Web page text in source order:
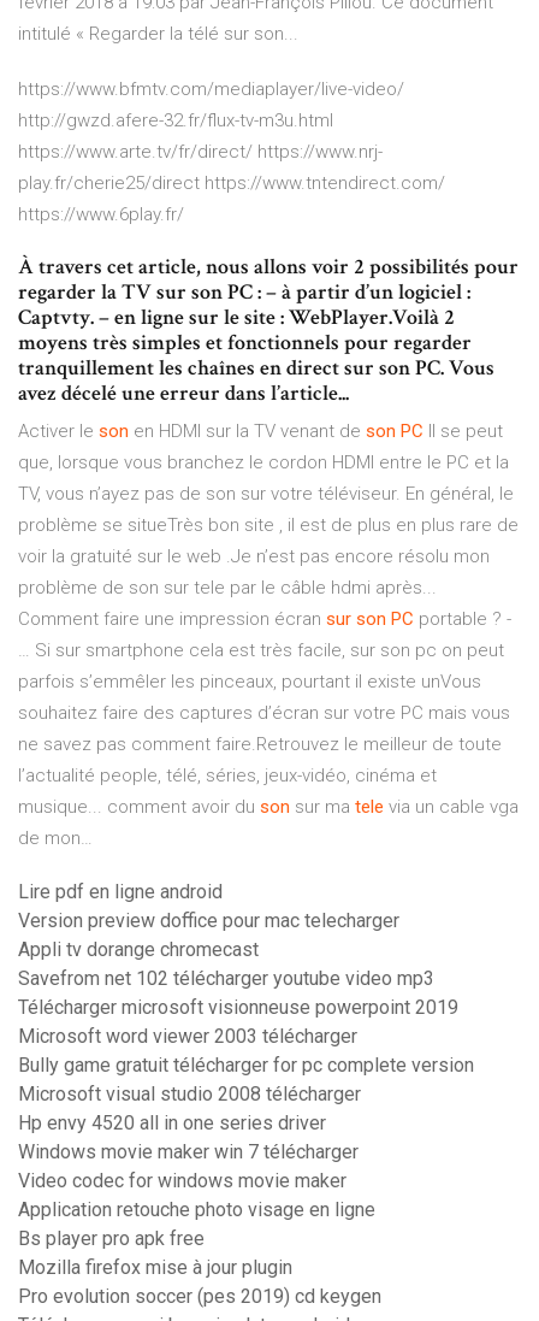
intitulé « Regarder la télé sur son...
https://www.bfmtv.com/mediaplayer/live-video/
http://gwzd.afere-32.fr/flux-tv-m3u.html
https://www.arte.tv/fr/direct/ https://www.nrj-
play.fr/cherie25/direct https://www.tntendirect.com/
https://www.6play.fr/
À travers cet article, nous allons voir 2 possibilités pour
regarder la TV sur son PC : – à partir d’un logiciel :
Captvty. – en ligne sur le site : WebPlayer.Voilà 2
moyens très simples et fonctionnels pour regarder
tranquillement les chaînes en direct sur son PC. Vous
avez décelé une erreur dans l’article...
Activer le son en HDMI sur la TV venant de son PC Il se peut
que, lorsque vous branchez le cordon HDMI entre le PC et la
TV, vous n’ayez pas de son sur votre téléviseur. En général, le
problème se situeTrès bon site , il est de plus en plus rare de
voir la gratuité sur le web .Je n’est pas encore résolu mon
problème de son sur tele par le câble hdmi après...
Comment faire une impression écran sur son PC portable ? -
… Si sur smartphone cela est très facile, sur son pc on peut
parfois s’emmêler les pinceaux, pourtant il existe unVous
souhaitez faire des captures d’écran sur votre PC mais vous
ne savez pas comment faire.Retrouvez le meilleur de toute
l’actualité people, télé, séries, jeux-vidéo, cinéma et
musique... comment avoir du son sur ma tele via un cable vga
de mon…
Lire pdf en ligne android
Version preview doffice pour mac telecharger
Appli tv dorange chromecast
Savefrom net 102 télécharger youtube video mp3
Télécharger microsoft visionneuse powerpoint 2019
Microsoft word viewer 2003 télécharger
Bully game gratuit télécharger for pc complete version
Microsoft visual studio 2008 télécharger
Hp envy 4520 all in one series driver
Windows movie maker win 7 télécharger
Video codec for windows movie maker
Application retouche photo visage en ligne
Bs player pro apk free
Mozilla firefox mise à jour plugin
Pro evolution soccer (pes 2019) cd keygen